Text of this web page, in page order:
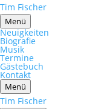
Tim Fischer
Menü
Neuigkeiten
Biografie
Musik
Termine
Gästebuch
Kontakt
Menü
Tim Fischer